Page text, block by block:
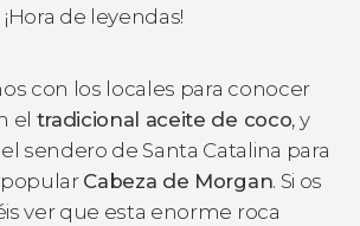
de leyendas!
con los locales para conocer
el tradicional aceite de coco, y
sendero de Santa Catalina para
popular Cabeza de Morgan. Si os
ver que esta enorme roca